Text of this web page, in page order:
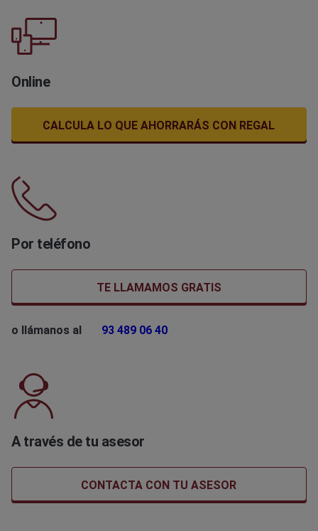
Online
CALCULA LO QUE AHORRARÁS CON REGAL
Por teléfono
TE LLAMAMOS GRATIS
o llámanos al 93 489 06 40
A través de tu asesor
CONTACTA CON TU ASESOR